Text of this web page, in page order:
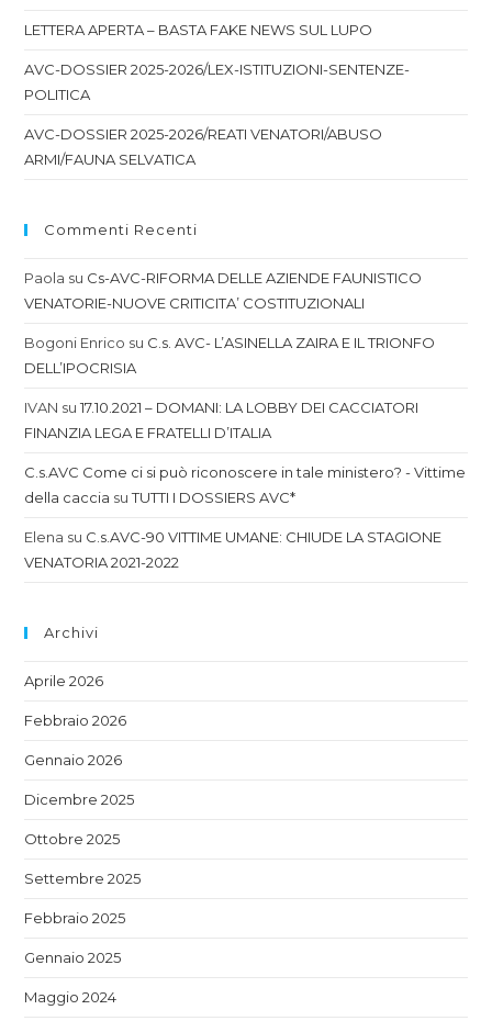
LETTERA APERTA – BASTA FAKE NEWS SUL LUPO
AVC-DOSSIER 2025-2026/LEX-ISTITUZIONI-SENTENZE-
POLITICA
AVC-DOSSIER 2025-2026/REATI VENATORI/ABUSO
ARMI/FAUNA SELVATICA
Commenti Recenti
Paola su Cs-AVC-RIFORMA DELLE AZIENDE FAUNISTICO
VENATORIE-NUOVE CRITICITA’ COSTITUZIONALI
Bogoni Enrico su C.s. AVC- L’ASINELLA ZAIRA E IL TRIONFO
DELL’IPOCRISIA
IVAN su17.10.2021 – DOMANI: LA LOBBY DEI CACCIATORI
FINANZIA LEGA E FRATELLI D’ITALIA
C.s.AVC Come ci si può riconoscere in tale ministero? - Vittime
della caccia suTUTTI I DOSSIERS AVC*
Elena su C.s.AVC-90 VITTIME UMANE: CHIUDE LA STAGIONE
VENATORIA 2021-2022
Archivi
Aprile 2026
Febbraio 2026
Gennaio 2026
Dicembre 2025
Ottobre 2025
Settembre 2025
Febbraio 2025
Gennaio 2025
Maggio 2024